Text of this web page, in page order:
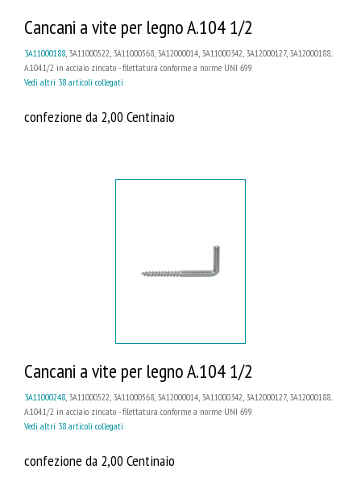
Cancani a vite per legno A.104 1/2
3A11000188 , 3A11000522, 3A11000568, 3A12000014, 3A11000342, 3A12000127, 3A12000188...
A.104.1/2 in acciaio zincato - filettatura conforme a norme UNI 699
Vedi altri 38 articoli collegati
confezione da 2,00 Centinaio
Cancani a vite per legno A.104 1/2
3A11000248, 3A11000522, 3A11000568, 3A12000014, 3A11000342, 3A12000127, 3A12000188...
A.104.1/2 in acciaio zincato - filettatura conforme a norme UNI 699
Vedi altri 38 articoli collegati
confezione da 2,00 Centinaio